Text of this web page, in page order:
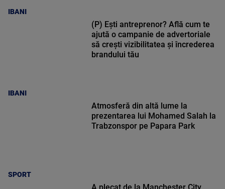
IBANI
IBANI
(P) Ești antreprenor? Află cum te
ajută o campanie de advertoriale
să crești vizibilitatea și încrederea
brandului tău
SPORT
Atmosferă din altă lume la
prezentarea lui Mohamed Salah la
Trabzonspor pe Papara Park